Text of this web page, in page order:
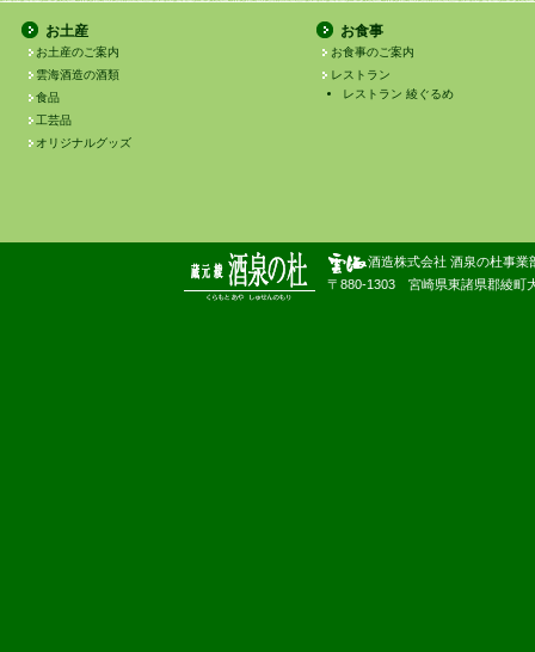
お土産
お土産のご案内
雲海酒造の酒類
食品
工芸品
オリジナルグッズ
お食事
お食事のご案内
レストラン
レストラン 綾ぐるめ
酒造株式会社 酒泉の杜事業
〒880-1303 宮崎県東諸県郡綾町